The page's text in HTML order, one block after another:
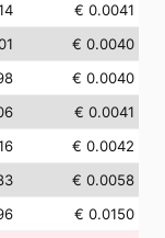
€ 0.0041
€ 0.0040
€ 0.0040
€ 0.0041
€ 0.0042
€ 0.0058
€ 0.0150